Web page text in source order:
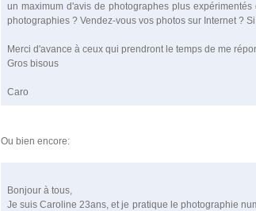
un maximum d'avis de photographes plus
photographies ? Vendez-vous vos photos sur Internet ?
Merci d'avance à ceux qui prendront le temps de me
Gros bisous
Caro
Ou bien encore:
Bonjour à tous,
Je suis Caroline 23ans, et je pratique le photographie